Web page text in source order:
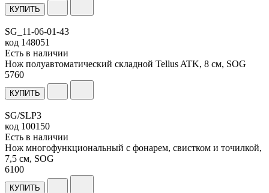
КУПИТЬ
SG_11-06-01-43
код 148051
Есть в наличии
Нож полуавтоматический складной Tellus ATK, 8 см, SOG
5760
КУПИТЬ
SG/SLP3
код 100150
Есть в наличии
Нож многофункциональный с фонарем, свистком и точилкой,
7,5 см, SOG
6100
КУПИТЬ